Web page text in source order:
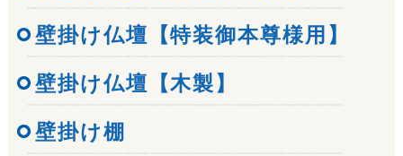
壁掛け仏壇【特装御本尊様用】
壁掛け仏壇【木製】
壁掛け棚